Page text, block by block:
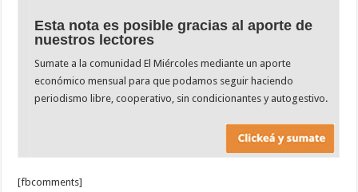
Esta nota es posible gracias al aporte de
nuestros lectores
Sumate a la comunidad El Miércoles mediante un aporte
económico mensual para que podamos seguir haciendo
periodismo libre, cooperativo, sin condicionantes y autogestivo.
[fbcomments]